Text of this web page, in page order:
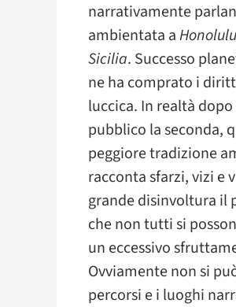
narrativamente
ambientata aHonolulu
Sicilia. Successo
ne ha comprato i
luccica. In realtà
pubblico la seconda,
peggiore tradizione
racconta sfarzi, vizi e
grande disinvoltura il
che non tutti si
un eccessivo
Ovviamente non si
percorsi e i luoghi